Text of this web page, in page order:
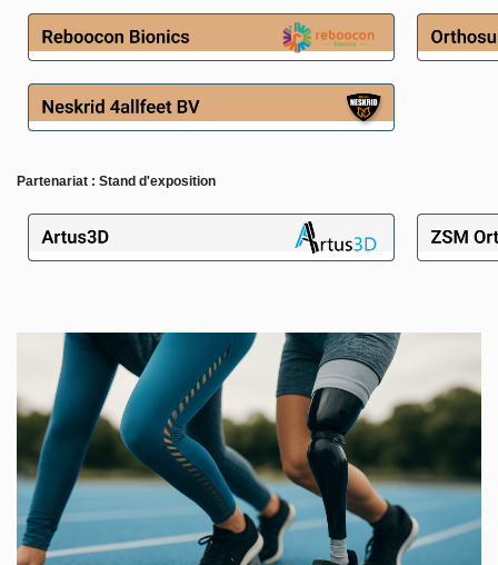
Partenariat : Stand d'exposition